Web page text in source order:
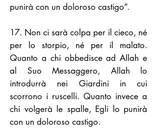
punirà con un doloroso castigo”.
17. Non ci sarà colpa per il cieco, né
per lo storpio, né per il malato.
Quanto a chi obbedisce ad Allah e
al Suo Messaggero, Allah lo
introdurrà nei Giardini in cui
scorrono i ruscelli. Quanto invece a
chi volgerà le spalle, Egli lo punirà
con un doloroso castigo.